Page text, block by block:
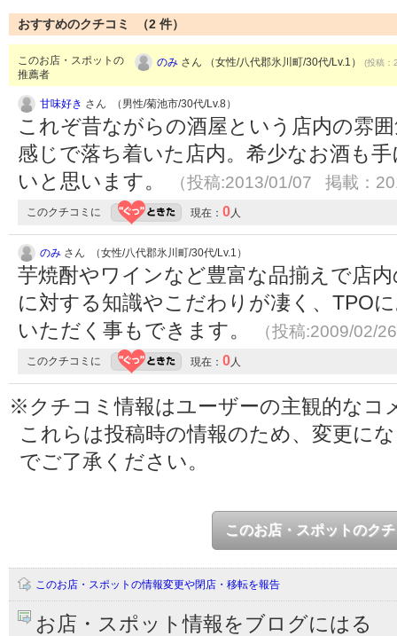
おすすめのクチコミ （2 件）
このお店・スポットの
推薦者
のみ さん （女性/八代郡氷川町/30代/Lv.1） (投稿
甘味好き さん （男性/菊池市/30代/Lv.8）
これぞ昔ながらの酒屋という店内の雰
感じで落ち着いた店内。希少なお酒も
いと思います。
（投稿:2013/01/07 掲載：
このクチコミに 現在： 0人
のみ さん （女性/八代郡氷川町/30代/Lv.1）
芋焼酎やワインなど豊富な品揃えで店
に対する知識やこだわりが凄く、TPO
いただく事もできます。
（投稿:2009/02/
このクチコミに 現在： 0人
※クチコミ情報はユーザーの主観的なコ
これらは投稿時の情報のため、変更に
でご了承ください。
このお店・スポットのク
このお店・スポットの情報変更や閉店・移転を報告
お店・スポット情報をブログにはる